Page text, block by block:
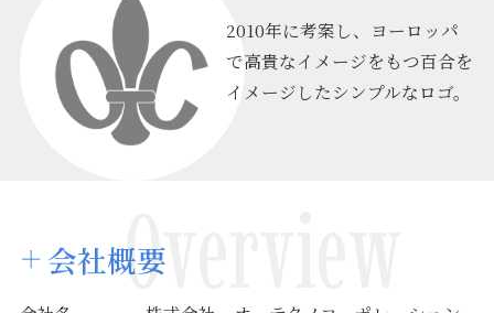
2010年に考案し、ヨーロッパ
で高貴なイメージをもつ百合を
イメージしたシンプルなロゴ。
会社概要Overview